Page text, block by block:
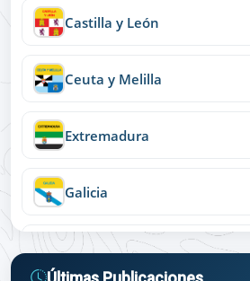
Castilla y León
Ceuta y Melilla
Extremadura
Galicia
Islas Baleares